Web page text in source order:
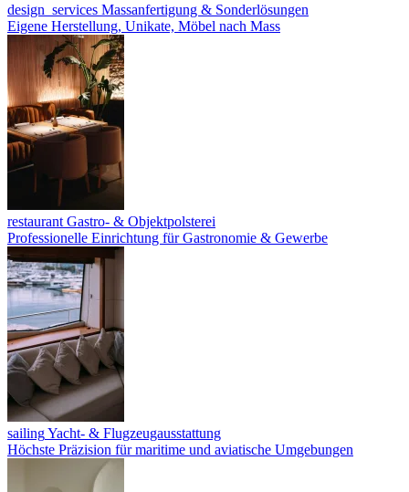
design_services Massanfertigung & Sonderlösungen
Eigene Herstellung, Unikate, Möbel nach Mass
restaurant Gastro- & Objektpolsterei
Professionelle Einrichtung für Gastronomie & Gewerbe
sailingYacht- & Flugzeugausstattung
Höchste Präzision für maritime und aviatische Umgebungen